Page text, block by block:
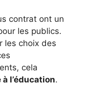
contrat ont un
les publics.
les choix des
cela
l’éducation.